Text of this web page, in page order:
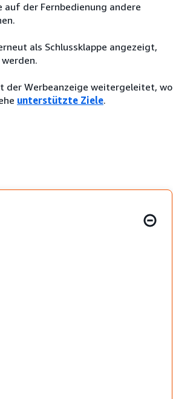
der Fernbedienung andere
als Schlussklappe angezeigt,
der Werbeanzeige weitergeleitet, wo
unterstützte Ziele.